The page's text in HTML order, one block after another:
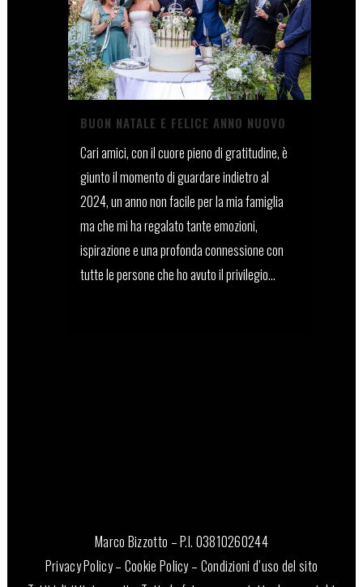
BUON NATALE E FELICE ANNO NUOVO
Cari amici, con il cuore pieno di gratitudine, è
giunto il momento di guardare indietro al
2024, un anno non facile per la mia famiglia
ma che mi ha regalato tante emozioni,
ispirazione e una profonda connessione con
tutte le persone che ho avuto il privilegio...
Marco Bizzotto – P.I. 03810260244
Privacy Policy– Cookie Policy– Condizioni d’uso del sito